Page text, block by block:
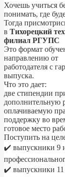
Хочешь учиться
понимать, где
Тогда
в Тихорецкий
филиал РГУПС
Это формат
направлению от
работодателя с
выпуска.
Что это дает:
две стипендии
дополнительную
оплачиваемую
поддержку во
готовое место
Поступить на
✔️ выпускники 9
✔️ выпускники 11